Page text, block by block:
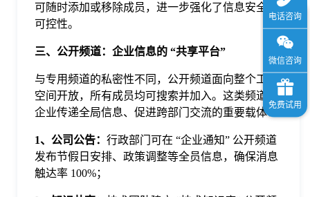
可随时添加或移除成员，进一步强化了信息安全的
可控性。
三、公开频道：企业信息的 “共享平台”
与专用频道的私密性不同，公开频道面向整个工作
空间开放，所有成员均可搜索并加入。这类频道是
企业传递全局信息、促进跨部门交流的重要载体：
1、公司公告： 行政部门可在 “企业通知” 公开频道
发布节假日安排、政策调整等全员信息，确保消息
触达率 100%；